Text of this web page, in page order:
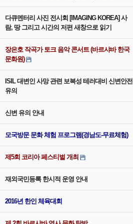
다큐멘터리 사진 전시회 [IMAGING KOREA] 사
람, 땅 그리고 시간의 저편 새창으로 읽기
장은호 작곡가 토크 음악 콘서트 (바르샤바 한국
문화원)
ISIL 대변인 사망 관련 보복성 테러대비 신변안전
유의
신변 유의 안내
모국방문 문화 체험 프로그램(경남도-무료체험)
제5회 코리아 페스티벌 개최
재외국민등록 한시적 운영 안내
2016년 한인 체육대회